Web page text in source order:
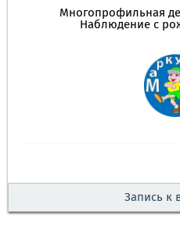
Многопрофильная
Наблюдение с
Запись к